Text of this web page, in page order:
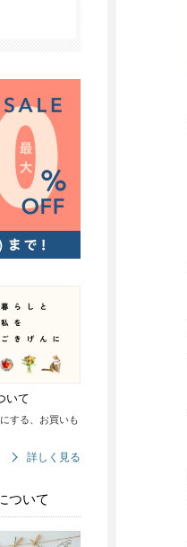
いて
する、お買いも
詳しく見る
ついて